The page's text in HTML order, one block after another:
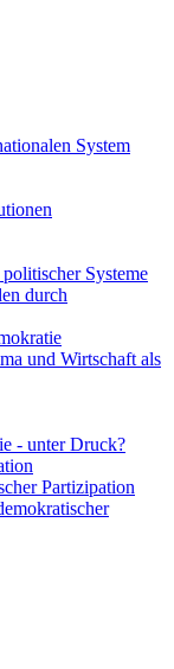
System
Systeme
durch
und Wirtschaft als
- unter Druck?
Partizipation